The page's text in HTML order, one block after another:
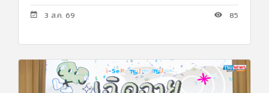
3 ส.ค. 69 85